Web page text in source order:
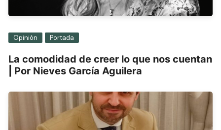
Opinión Portada
La comodidad de creer lo que nos cuentan
| Por Nieves García Aguilera